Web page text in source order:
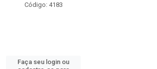
Código: 4183
Faça seu login ou